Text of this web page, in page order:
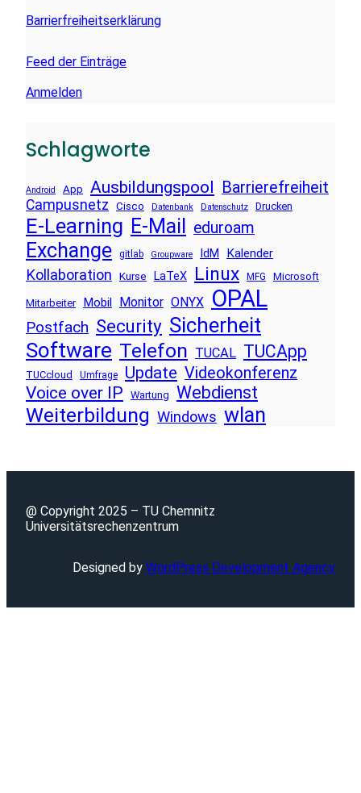
Barrierfreiheitserklärung
Feed der Einträge
Anmelden
Schlagworte
Android App Ausbildungspool Barrierefreiheit
Campusnetz Cisco Datenbank Datenschutz Drucken
E-Learning E-Mail eduroam
Exchange gitlab Groupware IdM Kalender
Kollaboration Kurse LaTeX Linux MFG Microsoft
Mitarbeiter Mobil Monitor ONYX OPAL
Postfach Security Sicherheit
Software Telefon TUCAL TUCApp
TUCcloud Umfrage Update Videokonferenz
Voice over IP Wartung Webdienst
Weiterbildung Windows wlan
@ Copyright 2025 – TU Chemnitz
Universitätsrechenzentrum
Designed by WordPress Development Agency